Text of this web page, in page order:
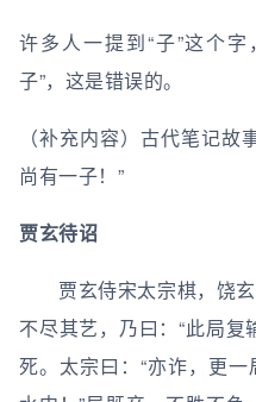
许多人一提到“子”这个
子”，这是错误的。
（补充内容）古代笔记
尚有一子！”
贾玄待诏
贾玄侍宋太宗棋，饶玄
不尽其艺，乃曰：“此局复
死。太宗曰：“亦诈，更